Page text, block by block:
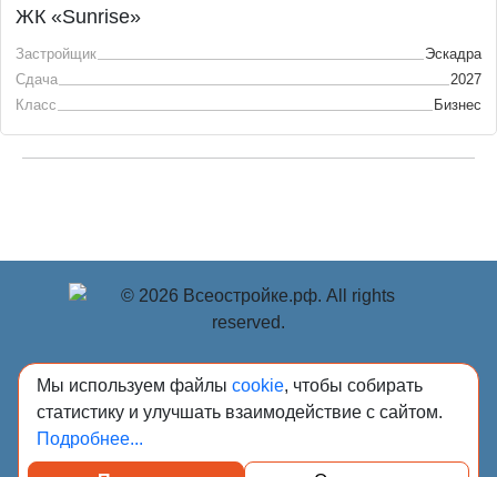
ЖК «Sunrise»
Застройщик
Эскадра
Сдача
2027
Класс
Бизнес
© Учредитель: Индивидуальный предприниматель
Опрышко Светлана Александровна, 2018-2026.
Сообщения и материалы сетевого издания «Всё о
стройке» (зарегистрировано Федеральной службой по
надзору в сфере связи, информационных технологий и
Мы используем файлы cookie, чтобы собирать
статистику и улучшать взаимодействие с сайтом.
Подробнее...